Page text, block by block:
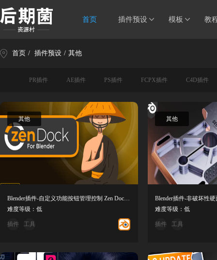
首页 插件预设 模板 教
首页 / 插件预设 / 其他
PR插件 AE插件 PS插件 FCPX插件 C4D插件
其他
Blender插件-自定义功能按钮管理控制 Zen Dock V1.5.0.1
难度等级：低
插件 工具
其他
难度等级：低
插件 工具